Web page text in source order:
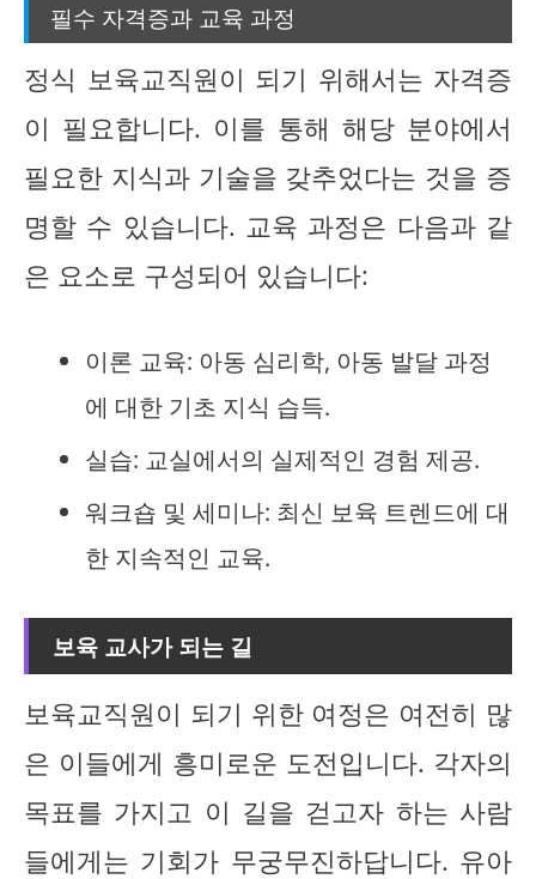
필수 자격증과 교육 과정
정식 보육교직원이 되기 위해서는 자격증
이 필요합니다. 이를 통해 해당 분야에서
필요한 지식과 기술을 갖추었다는 것을 증
명할 수 있습니다. 교육 과정은 다음과 같
은 요소로 구성되어 있습니다:
이론 교육: 아동 심리학, 아동 발달 과정
에 대한 기초 지식 습득.
실습: 교실에서의 실제적인 경험 제공.
워크숍 및 세미나: 최신 보육 트렌드에 대
한 지속적인 교육.
보육 교사가 되는 길
보육교직원이 되기 위한 여정은 여전히 많
은 이들에게 흥미로운 도전입니다. 각자의
목표를 가지고 이 길을 걷고자 하는 사람
들에게는 기회가 무궁무진하답니다. 유아